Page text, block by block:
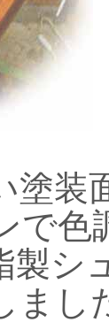
塗装
で色
製シ
まし